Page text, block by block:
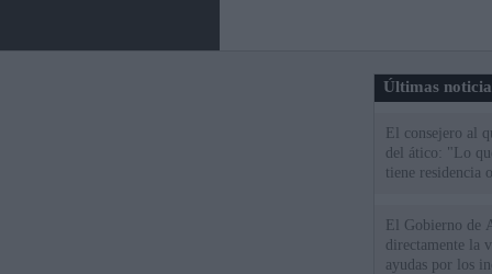
Últimas
El consejero al
del ático: "Lo
tiene residencia
El Gobierno de
directamente la
ayudas por los